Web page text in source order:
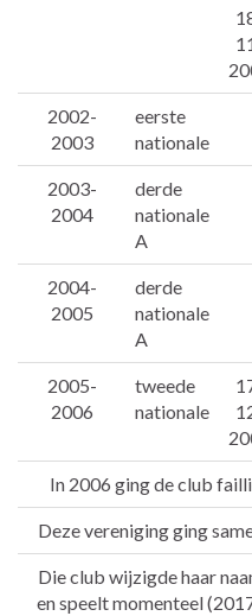
2002-
2003
eerste
nationale
2003-
2004
derde
nationale
A
2004-
2005
derde
nationale
A
2005-
2006
tweede
nationale
In 2006 ging de club
Deze vereniging ging
Die club wijzigde haar
en speelt momenteel